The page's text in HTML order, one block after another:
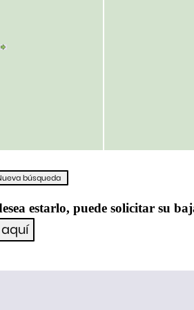
estarlo, puede solicitar su